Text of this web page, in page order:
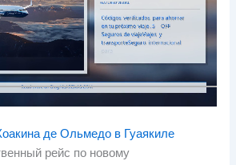
де Ольмедо в Гуаякиле
рейс по новому